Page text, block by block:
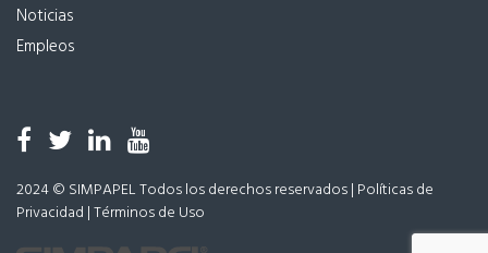
Noticias
Empleos
2024 © SIMPAPEL Todos los derechos reservados | Políticas de
Privacidad |Términos de Uso